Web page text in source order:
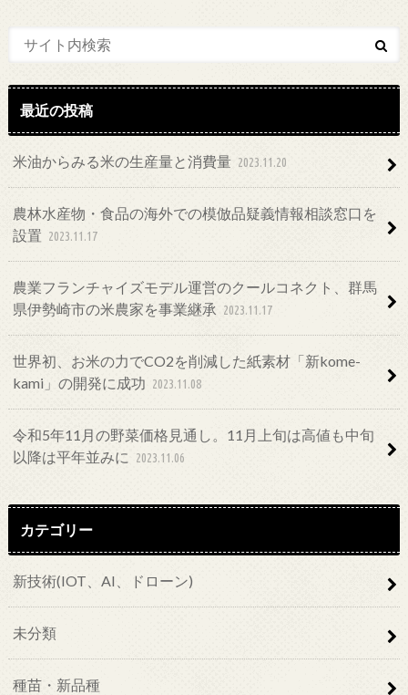
最近の投稿
米油からみる米の生産量と消費量 2023.11.20
農林水産物・食品の海外での模倣品疑義情報相談窓口を
設置 2023.11.17
農業フランチャイズモデル運営のクールコネクト、群馬
県伊勢崎市の米農家を事業継承 2023.11.17
世界初、お米の力でCO2を削減した紙素材「新kome-
kami」の開発に成功 2023.11.08
令和5年11月の野菜価格見通し。11月上旬は高値も中旬
以降は平年並みに
2023.11.06
カテゴリー
新技術(IOT、AI、ドローン)
未分類
種苗・新品種